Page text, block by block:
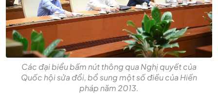
Các đại biểu bấm nút thông qua Nghị quyết của
Quốc hội sửa đổi, bổ sung một số điều của Hiến
pháp năm 2013.